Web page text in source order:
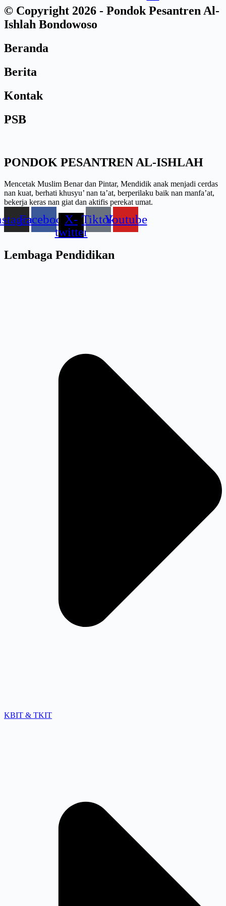
© Copyright 2026 - Pondok Pesantren Al-
Ishlah Bondowoso
Beranda
Berita
Kontak
PSB
PONDOK PESANTREN AL-ISHLAH
Mencetak Muslim Benar dan Pintar, Mendidik anak menjadi cerdas
nan kuat, berhati khusyu’ nan ta’at, berperilaku baik nan manfa’at,
bekerja keras nan giat dan aktifis perekat umat.
FacebookX-
twitter
TiktokYoutube
Lembaga Pendidikan
KBIT & TKIT